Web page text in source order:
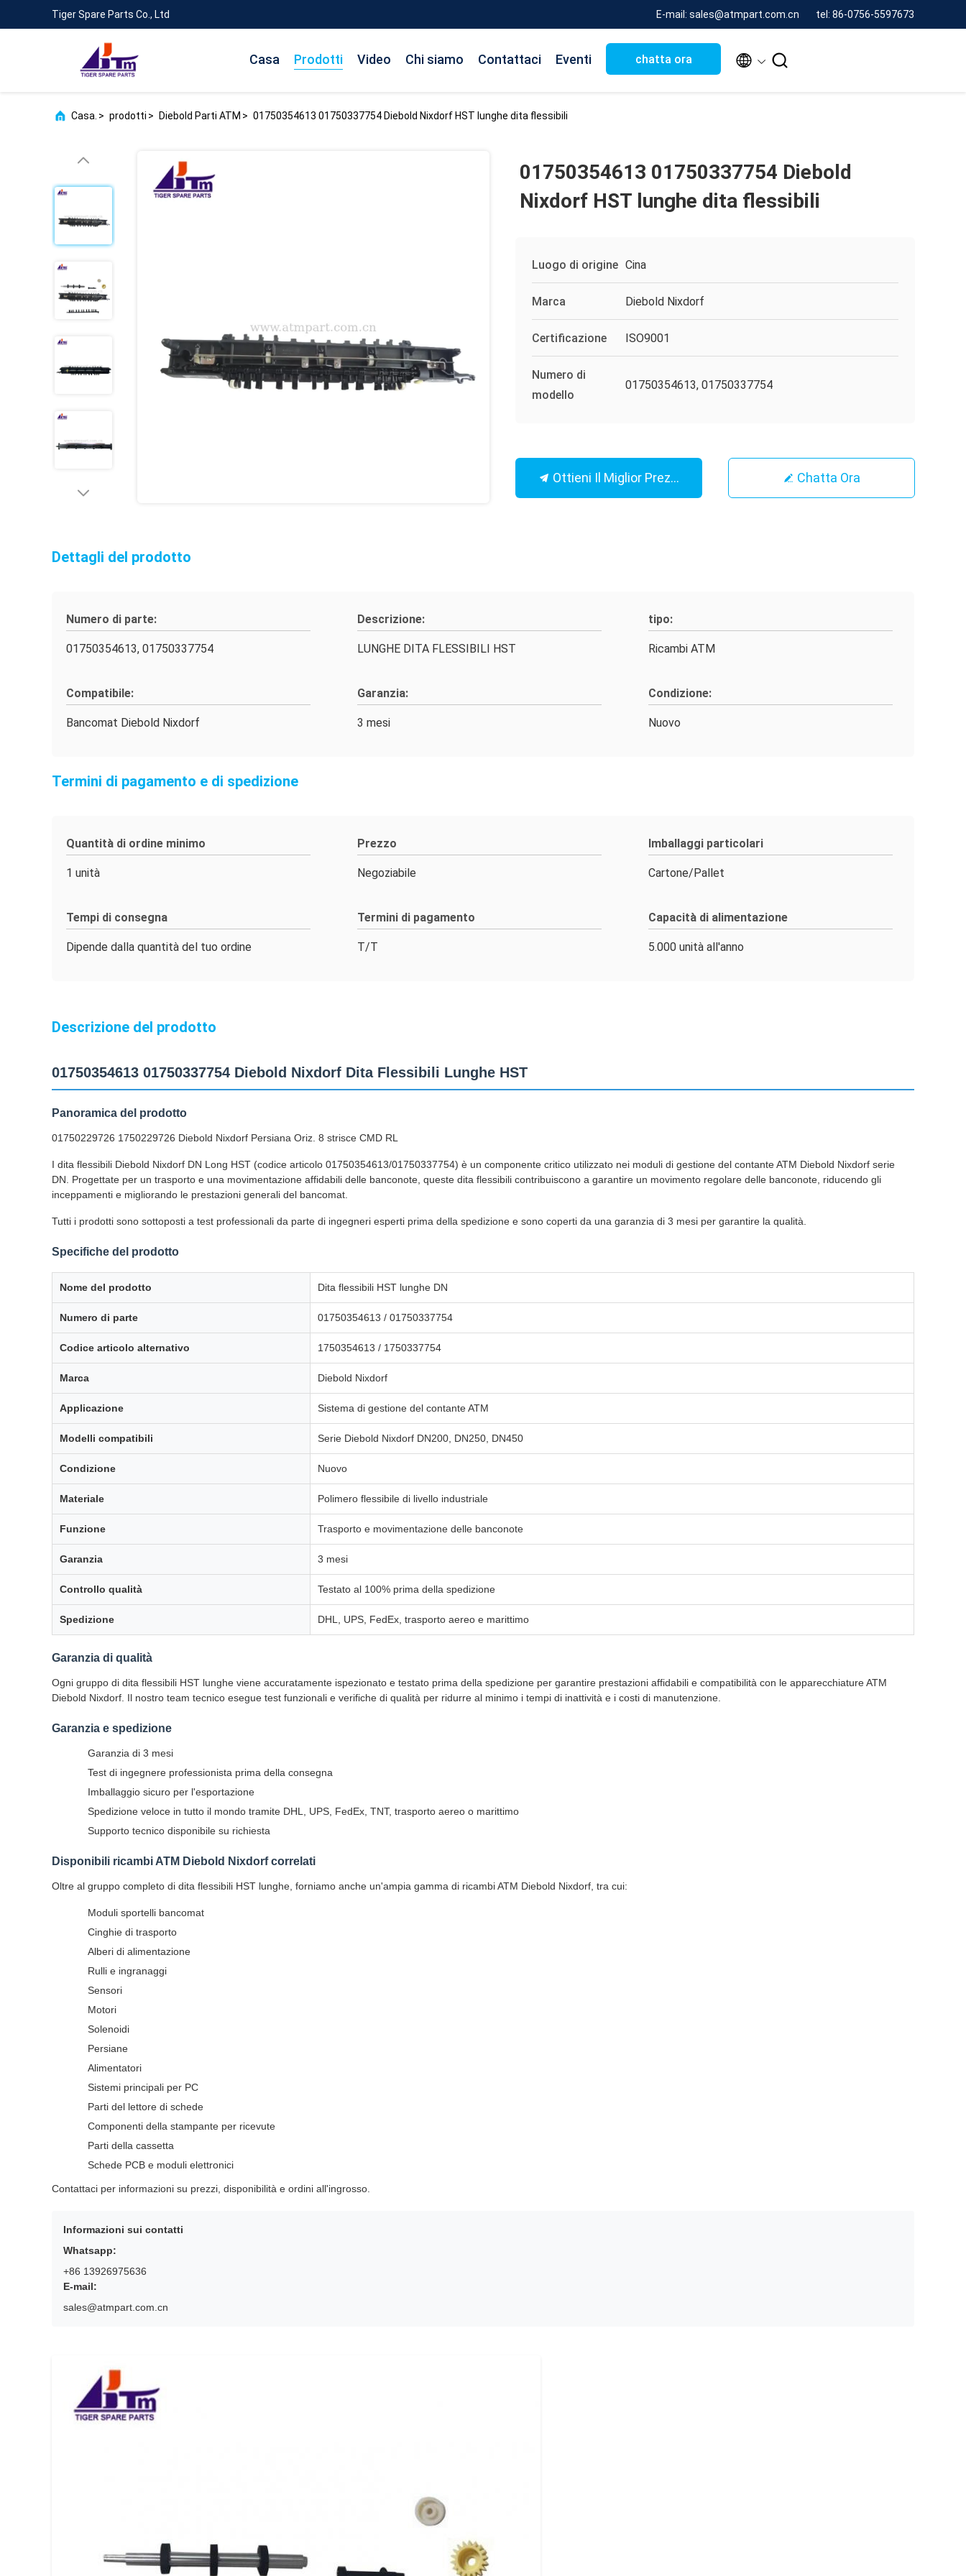
Tiger Spare Parts Co., Ltd E-mail: sales@atmpart.com.cn tel: 86-0756-5597673
Casa Prodotti Video Chi siamo Contattaci Eventi chatta ora  
Casa. > prodotti > Diebold Parti ATM > 01750354613 01750337754 Diebold Nixdorf HST lunghe dita flessibili
01750354613 01750337754 Diebold
Nixdorf HST lunghe dita flessibili
Luogo di origine Cina
Marca Diebold Nixdorf
Certificazione ISO9001
Numero di
modello
01750354613, 01750337754
Ottieni Il Miglior Prezzo Chatta Ora
Dettagli del prodotto
Numero di parte:
01750354613, 01750337754
Descrizione:
LUNGHE DITA FLESSIBILI HST
tipo:
Ricambi ATM
Compatibile:
Bancomat Diebold Nixdorf
Garanzia:
3 mesi
Condizione:
Nuovo
Termini di pagamento e di spedizione
Quantità di ordine minimo
1 unità
Prezzo
Negoziabile
Imballaggi particolari
Cartone/Pallet
Tempi di consegna
Dipende dalla quantità del tuo ordine
Termini di pagamento
T/T
Capacità di alimentazione
5.000 unità all'anno
Descrizione del prodotto
01750354613 01750337754 Diebold Nixdorf Dita Flessibili Lunghe HST
Panoramica del prodotto
01750229726 1750229726 Diebold Nixdorf Persiana Oriz. 8 strisce CMD RL
I dita flessibili Diebold Nixdorf DN Long HST (codice articolo 01750354613/01750337754) è un componente critico utilizzato nei moduli di gestione del contante ATM Diebold Nixdorf serie
DN. Progettate per un trasporto e una movimentazione affidabili delle banconote, queste dita flessibili contribuiscono a garantire un movimento regolare delle banconote, riducendo gli
inceppamenti e migliorando le prestazioni generali del bancomat.
Tutti i prodotti sono sottoposti a test professionali da parte di ingegneri esperti prima della spedizione e sono coperti da una garanzia di 3 mesi per garantire la qualità.
Specifiche del prodotto
Nome del prodotto Dita flessibili HST lunghe DN
Numero di parte 01750354613 / 01750337754
Codice articolo alternativo 1750354613 / 1750337754
Marca Diebold Nixdorf
Applicazione Sistema di gestione del contante ATM
Modelli compatibili Serie Diebold Nixdorf DN200, DN250, DN450
Condizione Nuovo
Materiale Polimero flessibile di livello industriale
Funzione Trasporto e movimentazione delle banconote
Garanzia 3 mesi
Controllo qualità Testato al 100% prima della spedizione
Spedizione DHL, UPS, FedEx, trasporto aereo e marittimo
Garanzia di qualità
Ogni gruppo di dita flessibili HST lunghe viene accuratamente ispezionato e testato prima della spedizione per garantire prestazioni affidabili e compatibilità con le apparecchiature ATM
Diebold Nixdorf. Il nostro team tecnico esegue test funzionali e verifiche di qualità per ridurre al minimo i tempi di inattività e i costi di manutenzione.
Garanzia e spedizione
Garanzia di 3 mesi
Test di ingegnere professionista prima della consegna
Imballaggio sicuro per l'esportazione
Spedizione veloce in tutto il mondo tramite DHL, UPS, FedEx, TNT, trasporto aereo o marittimo
Supporto tecnico disponibile su richiesta
Disponibili ricambi ATM Diebold Nixdorf correlati
Oltre al gruppo completo di dita flessibili HST lunghe, forniamo anche un'ampia gamma di ricambi ATM Diebold Nixdorf, tra cui:
Moduli sportelli bancomat
Cinghie di trasporto
Alberi di alimentazione
Rulli e ingranaggi
Sensori
Motori
Solenoidi
Persiane
Alimentatori
Sistemi principali per PC
Parti del lettore di schede
Componenti della stampante per ricevute
Parti della cassetta
Schede PCB e moduli elettronici
Contattaci per informazioni su prezzi, disponibilità e ordini all'ingrosso.
Informazioni sui contatti
Whatsapp:
+86 13926975636
E-mail:
sales@atmpart.com.cn